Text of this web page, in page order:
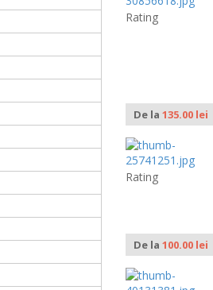
Rating
De la 135.00 lei
Rating
De la 100.00 lei